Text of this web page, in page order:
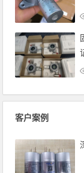
客户案例